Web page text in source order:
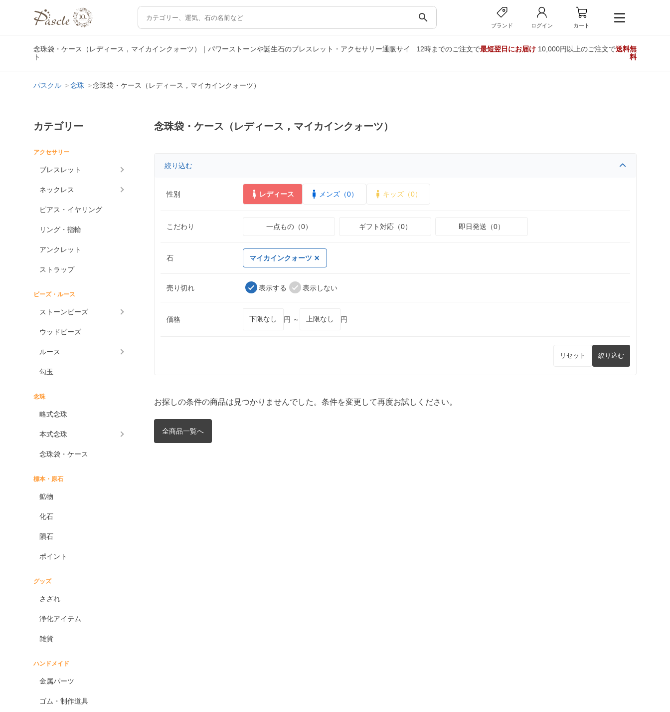
search
ブランド ログイン カート
念珠袋・ケース（レディース，マイカインクォーツ）｜パワーストーンや誕生石のブレスレット・アクセサリー通販サイ
ト
12時までのご注文で最短翌日にお届け10,000円以上のご注文で送料無
料
パスクル 念珠 念珠袋・ケース（レディース，マイカインクォーツ）
カテゴリー
アクセサリー
ブレスレット
ネックレス
ピアス・イヤリング
リング・指輪
アンクレット
ストラップ
ビーズ・ルース
ストーンビーズ
ウッドビーズ
ルース
勾玉
念珠
略式念珠
本式念珠
念珠袋・ケース
標本・原石
鉱物
化石
隕石
ポイント
グッズ
さざれ
浄化アイテム
雑貨
ハンドメイド
金属パーツ
ゴム・制作道具
念珠袋・ケース（レディース，マイカインクォーツ）
絞り込む
性別 レディース メンズ（0） キッズ（0）
こだわり 一点もの（0） ギフト対応（0） 即日発送（0）
石 マイカインクォーツ
売り切れ 表示する 表示しない
価格 円 ～ 円
リセット 絞り込む
お探しの条件の商品は見つかりませんでした。条件を変更して再度お試しください。
全商品一覧へ